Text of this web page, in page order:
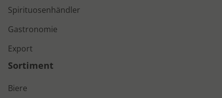
Spirituosenhändler
Gastronomie
Export
Sortiment
Biere